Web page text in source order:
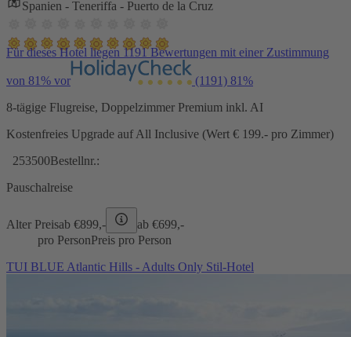
Spanien - Teneriffa - Puerto de la Cruz
Für dieses Hotel liegen 1191 Bewertungen mit einer Zustimmung
von 81% vor (1191) 81%
8-tägige Flugreise, Doppelzimmer Premium inkl. AI
Kostenfreies Upgrade auf All Inclusive (Wert € 199.- pro Zimmer)
253500Bestellnr.:
Pauschalreise
Alter Preisab €899,- ab €699,-
pro PersonPreis pro Person
TUI BLUE Atlantic Hills - Adults Only Stil-Hotel